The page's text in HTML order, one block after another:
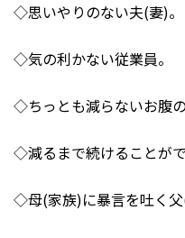
◇思いやりのない夫(妻)。
◇気の利かない従業員。
◇ちっとも減らないお腹の
◇減るまで続けることが
◇母(家族)に暴言を吐く父(